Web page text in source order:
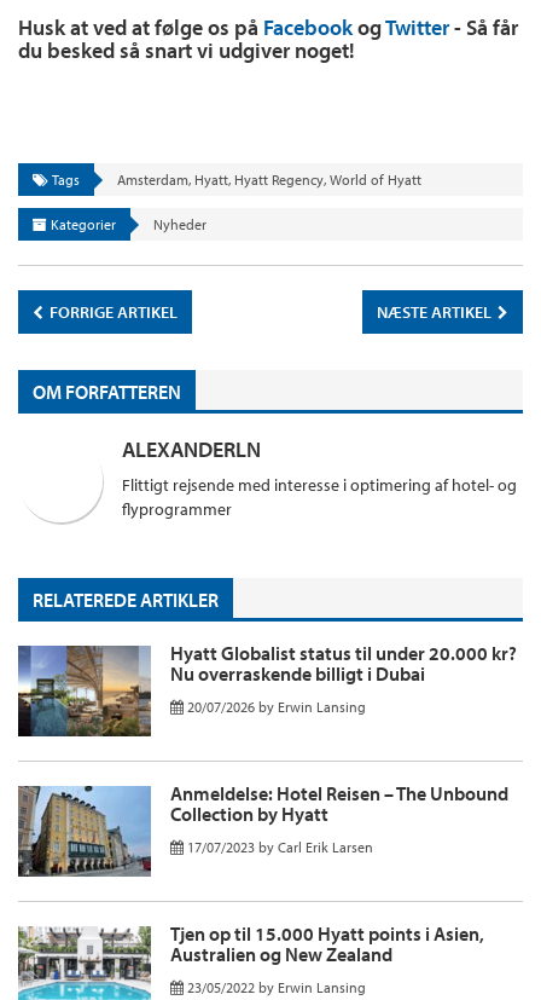
Husk at ved at følge os på FacebookogTwitter- Så får
du besked så snart vi udgiver noget!
Tags Amsterdam, Hyatt, Hyatt Regency, World of Hyatt
Kategorier Nyheder
FORRIGE ARTIKEL NÆSTE ARTIKEL
OM FORFATTEREN
ALEXANDERLN
Flittigt rejsende med interesse i optimering af hotel- og
flyprogrammer
RELATEREDE ARTIKLER
Hyatt Globalist status til under 20.000 kr?
Nu overraskende billigt i Dubai
20/07/2026 by Erwin Lansing
Anmeldelse: Hotel Reisen – The Unbound
Collection by Hyatt
17/07/2023 by Carl Erik Larsen
Tjen op til 15.000 Hyatt points i Asien,
Australien og New Zealand
23/05/2022 by Erwin Lansing